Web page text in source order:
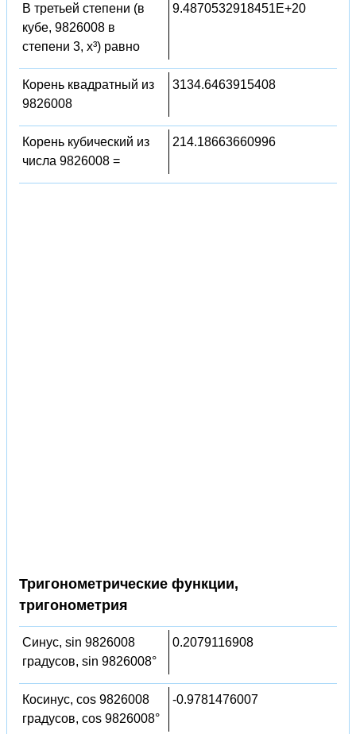
В третьей степени (в
кубе, 9826008 в
степени 3, x³) равно
9.4870532918451E+20
Корень квадратный из
9826008
3134.6463915408
Корень кубический из
числа 9826008 =
214.18663660996
Тригонометрические функции,
тригонометрия
Синус, sin 9826008
градусов, sin 9826008°
0.2079116908
Косинус, cos 9826008
градусов, cos 9826008°
-0.9781476007